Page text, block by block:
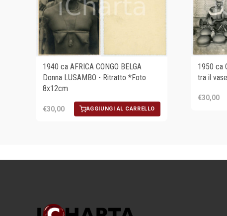
1940 ca AFRICA CONGO BELGA
Donna LUSAMBO - Ritratto *Foto
8x12cm
€30,00 AGGIUNGI AL CARRELLO
1950 ca
tra il
€30,00